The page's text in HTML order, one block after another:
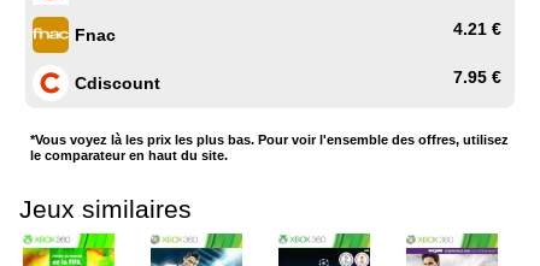
Fnac 4.21 €
Cdiscount 7.95 €
*Vous voyez là les prix les plus bas. Pour voir l'ensemble des offres, utilisez
le comparateur en haut du site.
Jeux similaires